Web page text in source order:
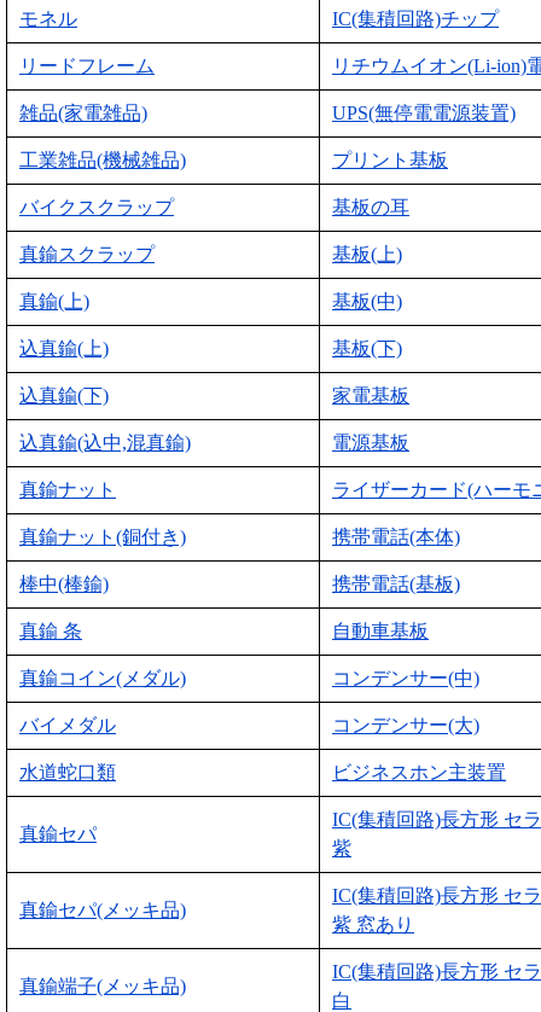
モネル IC(集積回路)チップ
リードフレーム リチウムイオン(Li-ion)
雑品(家電雑品) UPS(無停電電源装置)
工業雑品(機械雑品) プリント基板
バイクスクラップ 基板の耳
真鍮スクラップ 基板(上)
真鍮(上) 基板(中)
込真鍮(上) 基板(下)
込真鍮(下) 家電基板
込真鍮(込中,混真鍮) 電源基板
真鍮ナット ライザーカード(ハーモ
真鍮ナット(銅付き) 携帯電話(本体)
棒中(棒鍮) 携帯電話(基板)
真鍮 条 自動車基板
真鍮コイン(メダル) コンデンサー(中)
バイメダル コンデンサー(大)
水道蛇口類 ビジネスホン主装置
真鍮セパ
IC(集積回路)長方形 セ
紫
真鍮セパ(メッキ品)
IC(集積回路)長方形 セ
紫 窓あり
真鍮端子(メッキ品)
IC(集積回路)長方形 セ
白